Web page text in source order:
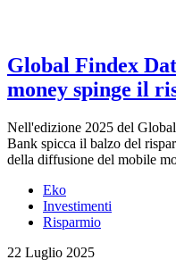
Global Findex
money spinge il
Nell'edizione 2025 del
Bank spicca il balzo del
della diffusione del mobile
Eko
Investimenti
Risparmio
22 Luglio 2025